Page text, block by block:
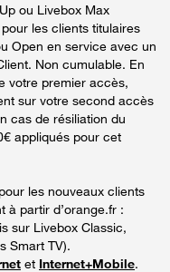
ou Livebox Max
les clients titulaires
Open en service avec un
Non cumulable. En
votre premier accès,
sur votre second accès
cas de résiliation du
appliqués pour cet
pour les nouveaux clients
à partir d’orange.fr :
sur Livebox Classic,
Smart TV).
et Internet+Mobile.